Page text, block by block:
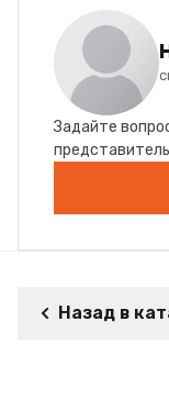
Задайте
Назад в